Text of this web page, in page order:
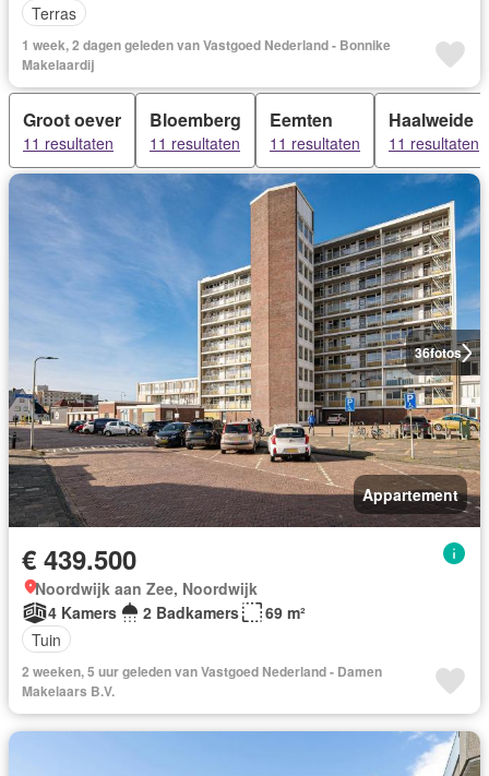
Terras
1 week, 2 dagen geleden van Vastgoed Nederland - Bonnike
Makelaardij
Groot oever
11 resultaten
Bloemberg
11 resultaten
Eemten
11 resultaten
Haalweide
11 resultaten
36fotos
Appartement
€ 439.500
Noordwijk aan Zee, Noordwijk
4 Kamers
2 Badkamers
69 m²
Tuin
2 weeken, 5 uur geleden van Vastgoed Nederland - Damen
Makelaars B.V.